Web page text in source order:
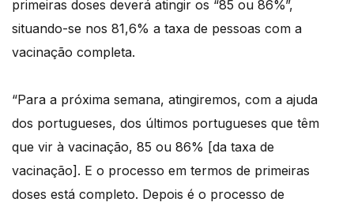
primeiras doses deverá atingir os “85 ou 86%”,
situando-se nos 81,6% a taxa de pessoas com a
vacinação completa.
“Para a próxima semana, atingiremos, com a ajuda
dos portugueses, dos últimos portugueses que têm
que vir à vacinação, 85 ou 86% [da taxa de
vacinação]. E o processo em termos de primeiras
doses está completo. Depois é o processo de